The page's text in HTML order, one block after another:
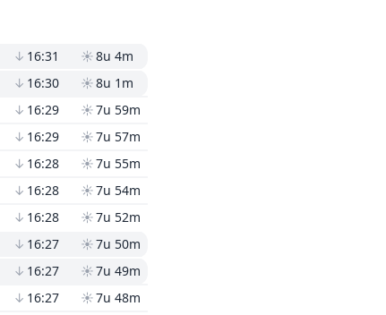
↓ 16:31 ☀8u 4m
↓ 16:30 ☀8u 1m
↓ 16:29 ☀7u 59m
↓ 16:29 ☀7u 57m
↓ 16:28 ☀7u 55m
↓ 16:28 ☀7u 54m
↓ 16:28 ☀7u 52m
↓ 16:27 ☀7u 50m
↓ 16:27 ☀7u 49m
↓ 16:27 ☀7u 48m